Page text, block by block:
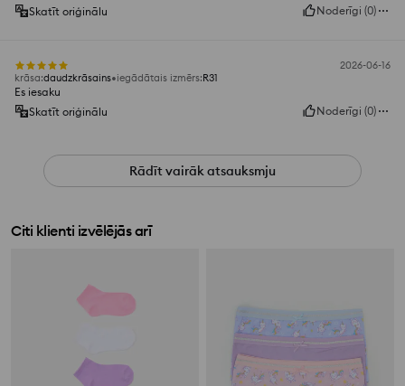
Skatīt oriģinālu
Noderīgi (0)
2026-06-16
krāsa:daudzkrāsains iegādātais izmērs:R31
Es iesaku
Skatīt oriģinālu
Noderīgi (0)
Rādīt vairāk atsauksmju
Citi klienti izvēlējās arī